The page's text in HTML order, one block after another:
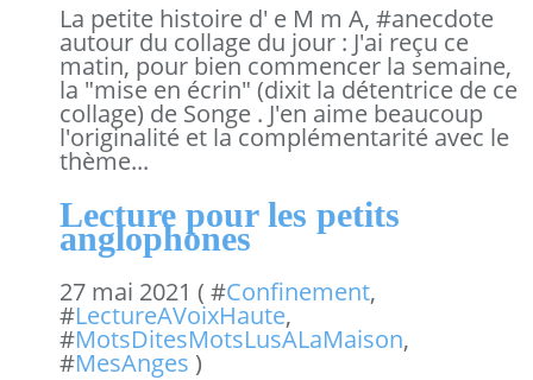
La petite histoire d' e M m A, #anecdote
autour du collage du jour : J'ai reçu ce
matin, pour bien commencer la semaine,
la "mise en écrin" (dixit la détentrice de ce
collage) de Songe . J'en aime beaucoup
l'originalité et la complémentarité avec le
thème...
Lecture pour les petits
anglophones
27 mai 2021 ( #Confinement,
#LectureAVoixHaute,
#MotsDitesMotsLusALaMaison,
#MesAnges )